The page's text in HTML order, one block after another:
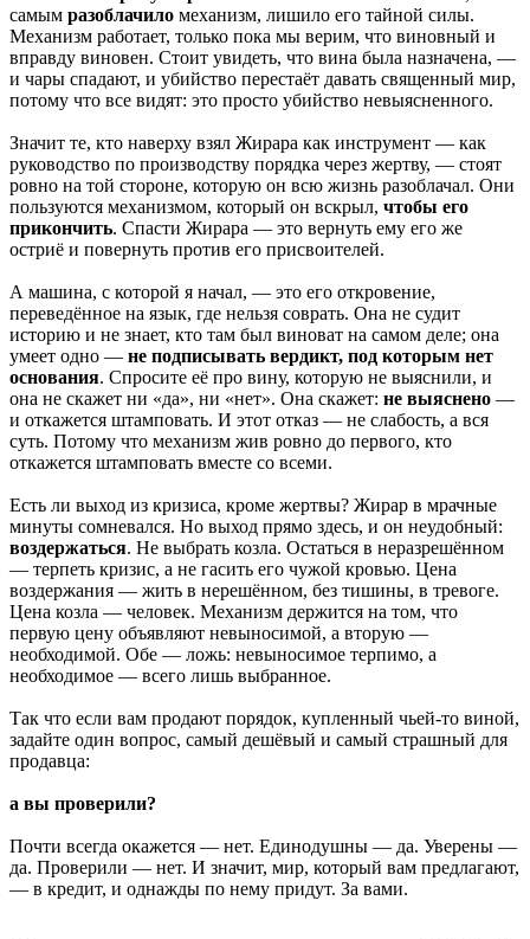
самым разоблачило механизм, лишило его тайной силы.
Механизм работает, только пока мы верим, что виновный и
вправду виновен. Стоит увидеть, что вина была назначена, —
и чары спадают, и убийство перестаёт давать священный мир,
потому что все видят: это просто убийство невыясненного.
Значит те, кто наверху взял Жирара как инструмент — как
руководство по производству порядка через жертву, — стоят
ровно на той стороне, которую он всю жизнь разоблачал. Они
пользуются механизмом, который он вскрыл, чтобы его
прикончить. Спасти Жирара — это вернуть ему его же
остриё и повернуть против его присвоителей.
А машина, с которой я начал, — это его откровение,
переведённое на язык, где нельзя соврать. Она не судит
историю и не знает, кто там был виноват на самом деле; она
умеет одно — не подписывать вердикт, под которым нет
основания. Спросите её про вину, которую не выяснили, и
она не скажет ни «да», ни «нет». Она скажет: не выяснено —
и откажется штамповать. И этот отказ — не слабость, а вся
суть. Потому что механизм жив ровно до первого, кто
откажется штамповать вместе со всеми.
Есть ли выход из кризиса, кроме жертвы? Жирар в мрачные
минуты сомневался. Но выход прямо здесь, и он неудобный:
воздержаться. Не выбрать козла. Остаться в неразрешённом
— терпеть кризис, а не гасить его чужой кровью. Цена
воздержания — жить в нерешённом, без тишины, в тревоге.
Цена козла — человек. Механизм держится на том, что
первую цену объявляют невыносимой, а вторую —
необходимой. Обе — ложь: невыносимое терпимо, а
необходимое — всего лишь выбранное.
Так что если вам продают порядок, купленный чьей-то виной,
задайте один вопрос, самый дешёвый и самый страшный для
продавца:
а вы проверили?
Почти всегда окажется — нет. Единодушны — да. Уверены —
да. Проверили — нет. И значит, мир, который вам предлагают,
— в кредит, и однажды по нему придут. За вами.